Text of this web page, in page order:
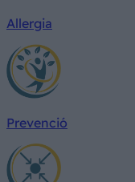
Allergia
Prevenció